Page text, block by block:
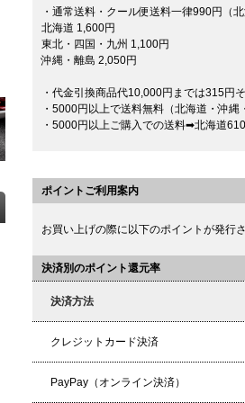
・通常送料・クール便送料一律990円（
北海道 1,600円
東北・四国・九州 1,100円
沖縄・離島 2,050円
・代金引換商品代10,000円までは315円
・5000円以上で送料無料（北海道・沖縄
・5000円以上ご購入での送料➡北海道
ポイントご利用案内
お買い上げの際に以下のポイントが発行さ
決済別のポイント還元率
決済方法
クレジットカード決済
PayPay（オンライン決済）